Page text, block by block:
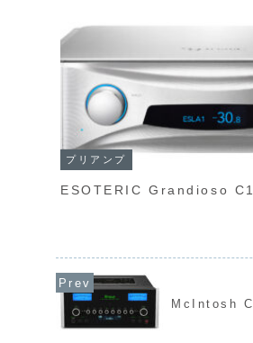
プリアンプ
ESOTERIC